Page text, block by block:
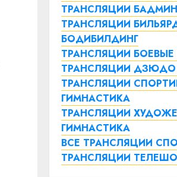
ТРАНСЛЯЦИИ
ТРАНСЛЯЦИИ
БОДИБИЛДИНГ
ТРАНСЛЯЦИИ
ТРАНСЛЯЦИИ
ТРАНСЛЯЦИИ
ГИМНАСТИКА
ТРАНСЛЯЦИИ
ГИМНАСТИКА
ВСЕ ТРАНСЛЯЦИИ
ТРАНСЛЯЦИИ